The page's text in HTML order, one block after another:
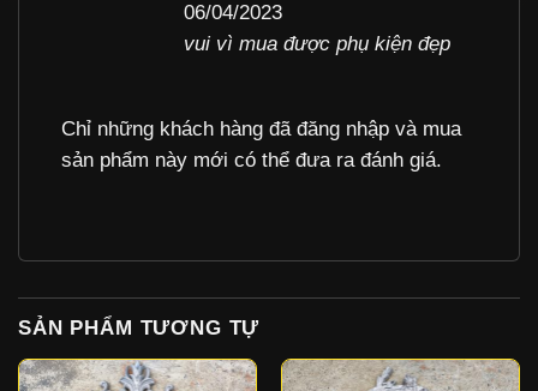
06/04/2023
vui vì mua được phụ kiện đẹp
Chỉ những khách hàng đã đăng nhập và mua
sản phẩm này mới có thể đưa ra đánh giá.
SẢN PHẨM TƯƠNG TỰ